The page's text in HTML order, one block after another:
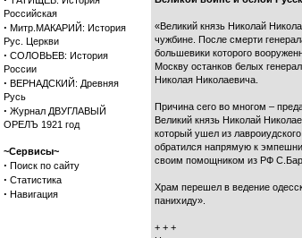
Российская
· Митр.МАКАРИЙ: История
Рус. Церкви
· СОЛОВЬЕВ: История
России
· ВЕРНАДСКИЙ: Древняя
Русь
· Журнал ДВУГЛАВЫЙ
ОРЕЛЪ 1921 год
~Сервисы~
· Поиск по сайту
· Статистика
· Навигация
«Великий князь Николай
чужбине. После смерти
большевики которого
Москву останков белых
Николая Николаевича.
Причина сего во многом –
Великий князь Николай
который ушел из
обратился напрямую к
своим помощником из РФ
Храм перешел в ведение
панихиду».
+ + +